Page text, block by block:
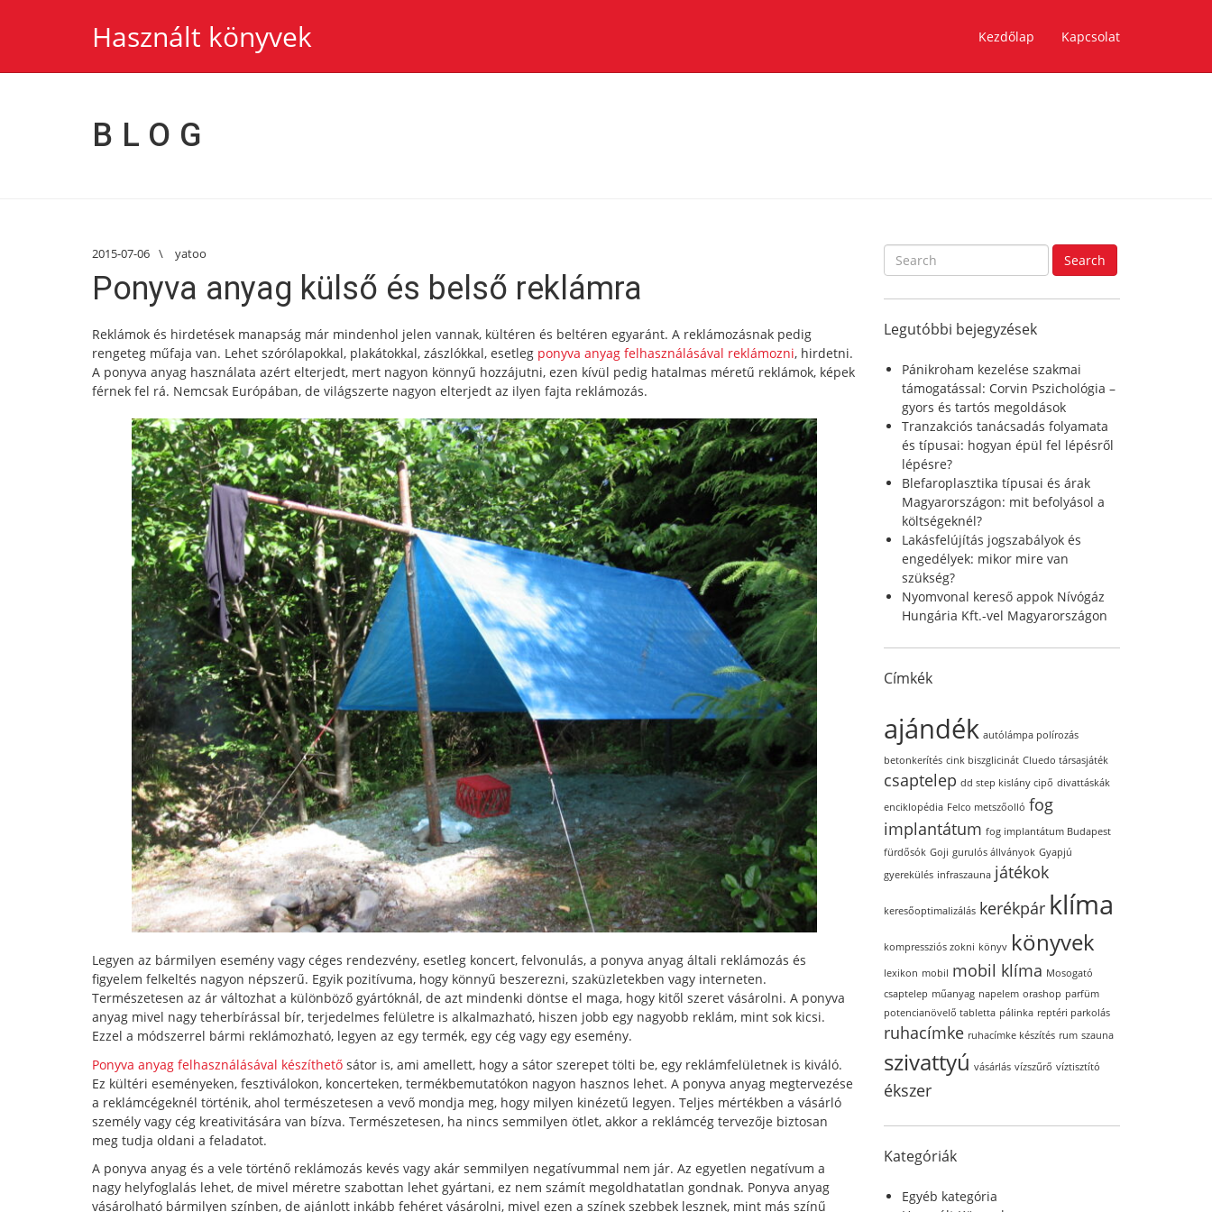
Használt könyvek Kezdőlap Kapcsolat
BLOG
2015-07-06 \ yatoo
Ponyva anyag külső és belső reklámra
Reklámok és hirdetések manapság már mindenhol jelen vannak, kültéren és beltéren egyaránt. A reklámozásnak pedig
rengeteg műfaja van. Lehet szórólapokkal, plakátokkal, zászlókkal, esetleg ponyva anyag felhasználásával reklámozni, hirdetni.
A ponyva anyag használata azért elterjedt, mert nagyon könnyű hozzájutni, ezen kívül pedig hatalmas méretű reklámok, képek
férnek fel rá. Nemcsak Európában, de világszerte nagyon elterjedt az ilyen fajta reklámozás.
Legyen az bármilyen esemény vagy céges rendezvény, esetleg koncert, felvonulás, a ponyva anyag általi reklámozás és
figyelem felkeltés nagyon népszerű. Egyik pozitívuma, hogy könnyű beszerezni, szaküzletekben vagy interneten.
Természetesen az ár változhat a különböző gyártóknál, de azt mindenki döntse el maga, hogy kitől szeret vásárolni. A ponyva
anyag mivel nagy teherbírással bír, terjedelmes felületre is alkalmazható, hiszen jobb egy nagyobb reklám, mint sok kicsi.
Ezzel a módszerrel bármi reklámozható, legyen az egy termék, egy cég vagy egy esemény.
Ponyva anyag felhasználásával készíthető sátor is, ami amellett, hogy a sátor szerepet tölti be, egy reklámfelületnek is kiváló.
Ez kültéri eseményeken, fesztiválokon, koncerteken, termékbemutatókon nagyon hasznos lehet. A ponyva anyag megtervezése
a reklámcégeknél történik, ahol természetesen a vevő mondja meg, hogy milyen kinézetű legyen. Teljes mértékben a vásárló
személy vagy cég kreativitására van bízva. Természetesen, ha nincs semmilyen ötlet, akkor a reklámcég tervezője biztosan
meg tudja oldani a feladatot.
A ponyva anyag és a vele történő reklámozás kevés vagy akár semmilyen negatívummal nem jár. Az egyetlen negatívum a
nagy helyfoglalás lehet, de mivel méretre szabottan lehet gyártani, ez nem számít megoldhatatlan gondnak. Ponyva anyag
vásárolható bármilyen színben, de ajánlott inkább fehéret vásárolni, mivel ezen a színek szebbek lesznek, mint más színű
S
e
c
f
Search
Legutóbbi bejegyzések
Pánikroham kezelése szakmai
támogatással: Corvin Pszichológia –
gyors és tartós megoldások
Tranzakciós tanácsadás folyamata
és típusai: hogyan épül fel lépésről
lépésre?
Blefaroplasztika típusai és árak
Magyarországon: mit befolyásol a
költségeknél?
Lakásfelújítás jogszabályok és
engedélyek: mikor mire van
szükség?
Nyomvonal kereső appok Nívógáz
Hungária Kft.-vel Magyarországon
Címkék
ajándék autólámpa polírozás
betonkerítés cink biszglicinát Cluedo társasjáték
csaptelep dd step kislány cipő divattáskák
enciklopédia Felco metszőolló fog
implantátum fog implantátum Budapest
fürdősók Goji gurulós állványok Gyapjú
gyerekülés infraszauna játékok
keresőoptimalizálás kerékpár klíma
kompressziós zokni könyv könyvek
lexikon mobil mobil klíma Mosogató
csaptelep műanyag napelem orashop parfüm
potencianövelő tabletta pálinka reptéri parkolás
ruhacímke ruhacímke készítés rum szauna
szivattyú vásárlás vízszűrő víztisztító
ékszer
Kategóriák
Egyéb kategória